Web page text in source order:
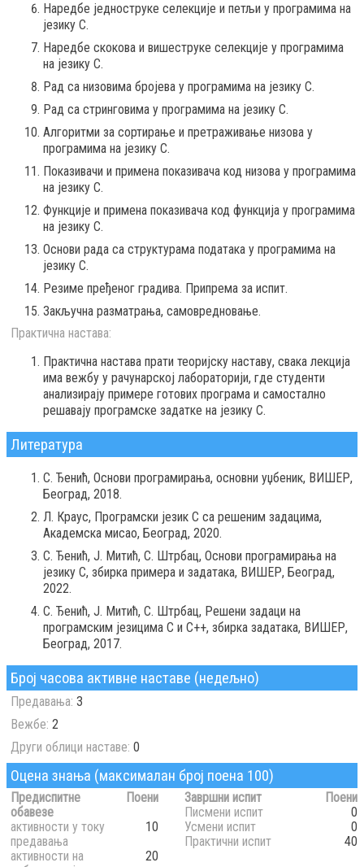
Наредбе једноструке селекције и петљи у програмима на
језику C.
Наредбе скокова и вишеструке селекције у програмима
на језику C.
Рад са низовима бројева у програмима на језику C.
Рад са стринговима у програмима на језику C.
Алгоритми за сортирање и претраживање низова у
програмима на језику C.
Показивачи и примена показивача код низова у програмима
на језику C.
Функције и примена показивача код функција у програмима
на језику C.
Основи рада са структурама података у програмима на
језику C.
Резиме пређеног градива. Припрема за испит.
Закључна разматрања, самовредновање.
Практична настава:
Практична настава прати теоријску наставу, свака лекција
има вежбу у рачунарској лабораторији, где студенти
анализирају примере готових програма и самостално
решавају програмске задатке на језику C.
Литература
С. Ђенић, Основи програмирања, основни уџбеник, ВИШЕР,
Београд, 2018.
Л. Краус, Програмски језик C са решеним задацима,
Академска мисао, Београд, 2020.
С. Ђенић, Ј. Митић, С. Штрбац, Основи програмирања на
језику C, збирка примера и задатака, ВИШЕР, Београд,
2022.
С. Ђенић, Ј. Митић, С. Штрбац, Решени задаци на
програмским језицима C и C++, збирка задатака, ВИШЕР,
Београд, 2017.
Број часова активне наставе (недељно)
Предавања: 3
Вежбе: 2
Други облици наставе: 0
Оцена знања (максималан број поена 100)
Предиспитне
обавезе
Поени
активности у току
предавања
10
активности на
20
Завршни испит
Поени
Писмени испит
0
Усмени испит
0
Практични испит
40